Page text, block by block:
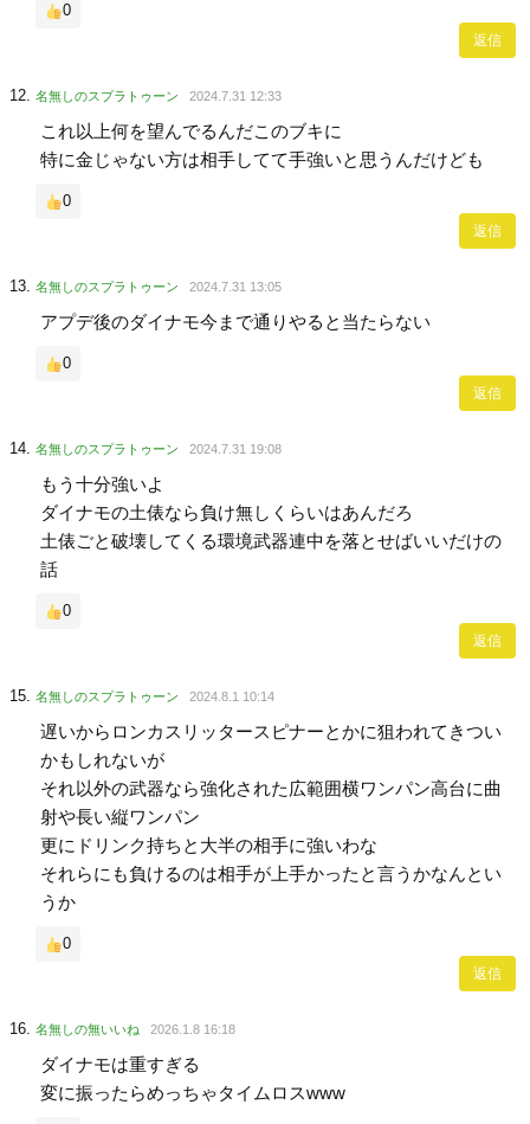
0
返信
名無しのスプラトゥーン 2024.7.31 12:33
これ以上何を望んでるんだこのブキに
特に金じゃない方は相手してて手強いと思うんだけども
0
返信
名無しのスプラトゥーン 2024.7.31 13:05
アプデ後のダイナモ今まで通りやると当たらない
0
返信
名無しのスプラトゥーン 2024.7.31 19:08
もう十分強いよ
ダイナモの土俵なら負け無しくらいはあんだろ
土俵ごと破壊してくる環境武器連中を落とせばいいだけの
話
0
返信
名無しのスプラトゥーン 2024.8.1 10:14
遅いからロンカスリッタースピナーとかに狙われてきつい
かもしれないが
それ以外の武器なら強化された広範囲横ワンパン高台に曲
射や長い縦ワンパン
更にドリンク持ちと大半の相手に強いわな
それらにも負けるのは相手が上手かったと言うかなんとい
うか
0
返信
名無しの無いいね 2026.1.8 16:18
ダイナモは重すぎる
変に振ったらめっちゃタイムロスwww